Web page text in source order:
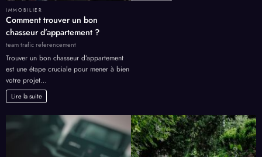
IMMOBILIER
Comment trouver un bon
chasseur d’appartement ?
team trafic referencement
Trouver un bon chasseur d’appartement
est une étape cruciale pour mener à bien
votre projet…
Lire la suite